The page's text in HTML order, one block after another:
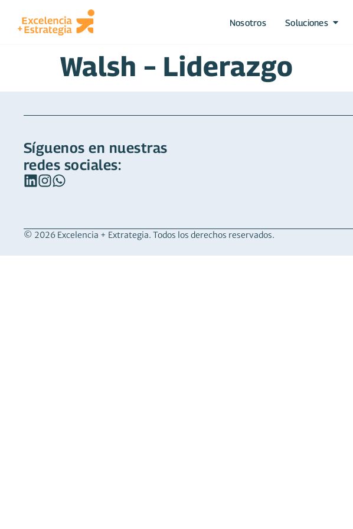
Nosotros Soluciones
Walsh – Liderazgo
Síguenos en nuestras
redes sociales:
© 2026 Excelencia + Extrategia. Todos los derechos reservados.